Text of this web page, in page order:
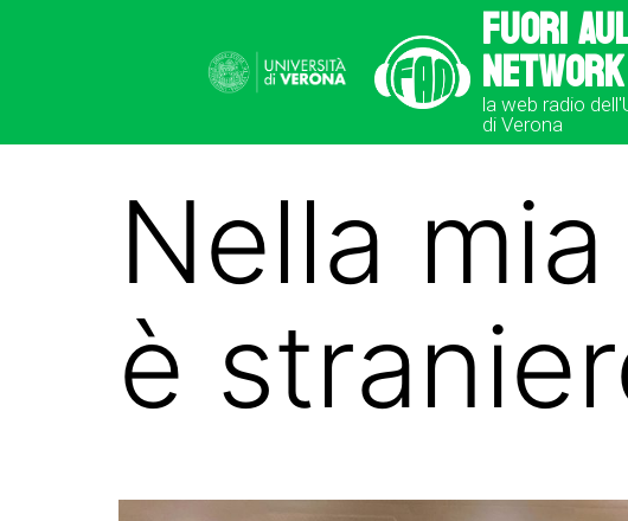
Fuori
Network
la web radio
di Verona
Nella
è